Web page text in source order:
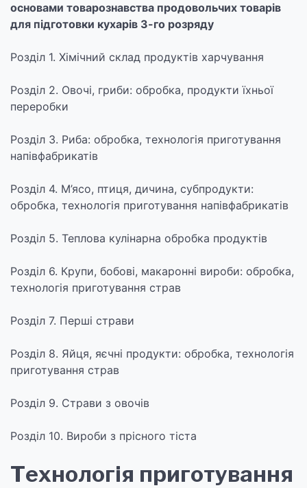
основами товарознавства продовольчих товарів
для підготовки кухарів 3-го розряду
Розділ 1. Хімічний склад продуктів харчування
Розділ 2. Овочі, гриби: обробка, продукти їхньої
переробки
Розділ 3. Риба: обробка, технологія приготування
напівфабрикатів
Розділ 4. М’ясо, птиця, дичина, субпродукти:
обробка, технологія приготування напівфабрикатів
Розділ 5. Теплова кулінарна обробка продуктів
Розділ 6. Крупи, бобові, макаронні вироби: обробка,
технологія приготування страв
Розділ 7. Перші страви
Розділ 8. Яйця, яєчні продукти: обробка, технологія
приготування страв
Розділ 9. Страви з овочів
Розділ 10. Вироби з прісного тіста
Технологія приготування